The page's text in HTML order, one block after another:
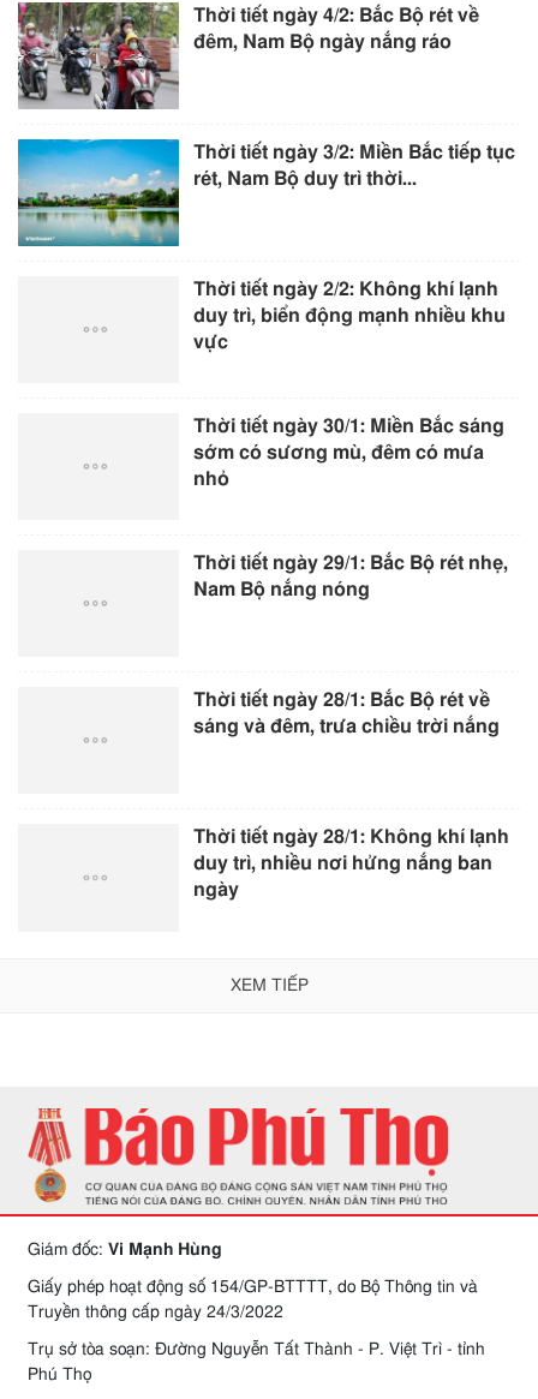
Thời tiết ngày 4/2: Bắc Bộ rét về
đêm, Nam Bộ ngày nắng ráo
Thời tiết ngày 3/2: Miền Bắc tiếp tục
rét, Nam Bộ duy trì thời...
Thời tiết ngày 2/2: Không khí lạnh
duy trì, biển động mạnh nhiều khu
vực
Thời tiết ngày 30/1: Miền Bắc sáng
sớm có sương mù, đêm có mưa
nhỏ
Thời tiết ngày 29/1: Bắc Bộ rét nhẹ,
Nam Bộ nắng nóng
Thời tiết ngày 28/1: Bắc Bộ rét về
sáng và đêm, trưa chiều trời nắng
Thời tiết ngày 28/1: Không khí lạnh
duy trì, nhiều nơi hửng nắng ban
ngày
XEM TIẾP
Giám đốc: Vi Mạnh Hùng
Giấy phép hoạt động số 154/GP-BTTTT, do Bộ Thông tin và
Truyền thông cấp ngày 24/3/2022
Trụ sở tòa soạn: Đường Nguyễn Tất Thành - P. Việt Trì - tỉnh
Phú Thọ